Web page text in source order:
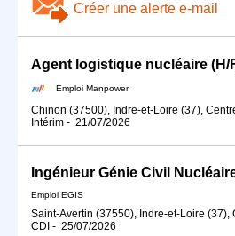
Créer une alerte e-mail
Agent logistique nucléaire (H/
Emploi Manpower
Chinon (37500), Indre-et-Loire (37),
Intérim - 21/07/2026
Ingénieur Génie Civil
Emploi EGIS
Saint-Avertin (37550), Indre-et-Loire (37),
CDI - 25/07/2026